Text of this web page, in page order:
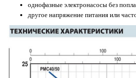
однофазные электронасосы без
другое напряжение питания или